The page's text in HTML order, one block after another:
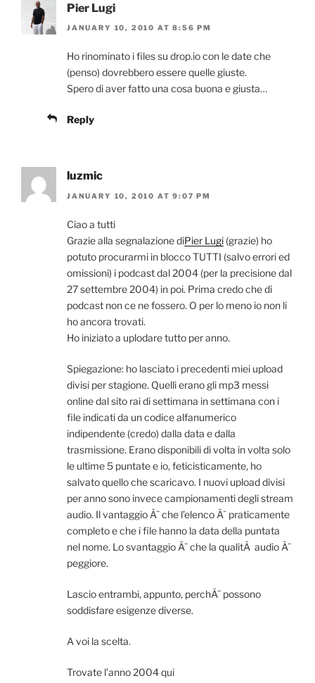
Pier Lugi
JANUARY 10, 2010 AT 8:56 PM
Ho rinominato i files su drop.io con le date che
(penso) dovrebbero essere quelle giuste.
Spero di aver fatto una cosa buona e giusta…
Reply
luzmic
JANUARY 10, 2010 AT 9:07 PM
Ciao a tutti
Grazie alla segnalazione diPier Lugi (grazie) ho
potuto procurarmi in blocco TUTTI (salvo errori ed
omissioni) i podcast dal 2004 (per la precisione dal
27 settembre 2004) in poi. Prima credo che di
podcast non ce ne fossero. O per lo meno io non li
ho ancora trovati.
Ho iniziato a uplodare tutto per anno.
Spiegazione: ho lasciato i precedenti miei upload
divisi per stagione. Quelli erano gli mp3 messi
online dal sito rai di settimana in settimana con i
file indicati da un codice alfanumerico
indipendente (credo) dalla data e dalla
trasmissione. Erano disponibili di volta in volta solo
le ultime 5 puntate e io, feticisticamente, ho
salvato quello che scaricavo. I nuovi upload divisi
per anno sono invece campionamenti degli stream
audio. Il vantaggio Ã¨ che l’elenco Ã¨ praticamente
completo e che i file hanno la data della puntata
nel nome. Lo svantaggio Ã¨ che la qualitÃ audio Ã¨
peggiore.
Lascio entrambi, appunto, perchÃ¨ possono
soddisfare esigenze diverse.
A voi la scelta.
Trovate l’anno 2004 qui